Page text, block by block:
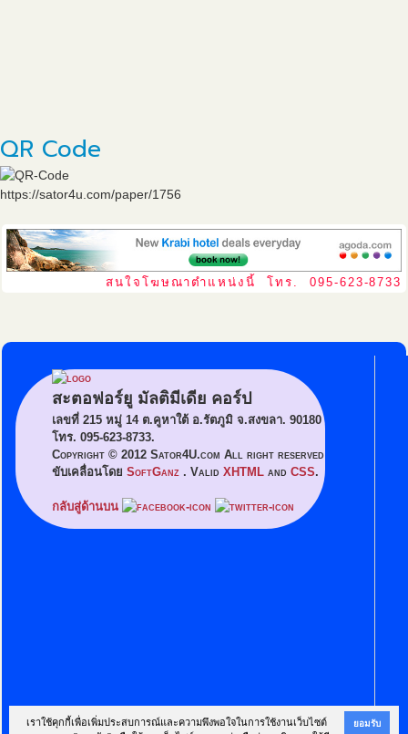
เราใช้คุกกี้เพื่อเพิ่มประสบการณ์และความพึงพอใจในการใช้งานเว็บไซต์
ยอมรับ
QR Code
https://sator4u.com/paper/1756
สนใจโฆษณาตำแหน่งนี้ โทร. 095-623-8733
สะตอฟอร์ยู มัลติมีเดีย คอร์ป
เลขที่ 215 หมู่ 14 ต.คูหาใต้ อ.รัตภูมิ จ.สงขลา. 90180
โทร. 095-623-8733.
Copyright © 2012 Sator4U.com All right reserved
ขับเคลื่อนโดย SoftGanz . Valid XHTML and CSS.
กลับสู่ด้านบน